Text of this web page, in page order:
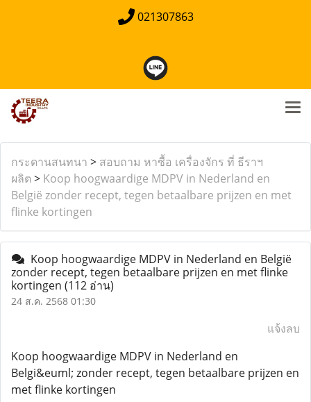
021307863
กระดานสนทนา > สอบถาม หาซื้อ เครื่องจักร ที่ ธีราฯ
ผลิต > Koop hoogwaardige MDPV in Nederland en
België zonder recept, tegen betaalbare prijzen en met
flinke kortingen
Koop hoogwaardige MDPV in Nederland en België
zonder recept, tegen betaalbare prijzen en met flinke
kortingen (112 อ่าน)
24 ส.ค. 2568 01:30
แจ้งลบ
Koop hoogwaardige MDPV in Nederland en
Belgi&euml; zonder recept, tegen betaalbare prijzen en
met flinke kortingen